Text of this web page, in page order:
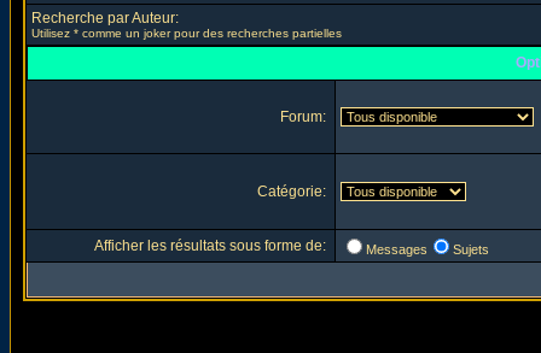
Recherche par Auteur:
Utilisez * comme un joker pour des recherches partielles
Forum:
Catégorie:
Afficher les résultats sous forme de: Messages Sujets